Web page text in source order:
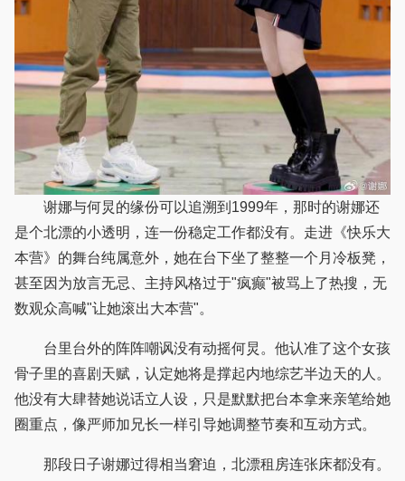
谢娜与何炅的缘份可以追溯到1999年，那时的谢娜还
是个北漂的小透明，连一份稳定工作都没有。走进《快乐大
本营》的舞台纯属意外，她在台下坐了整整一个月冷板凳，
甚至因为放言无忌、主持风格过于"疯癫"被骂上了热搜，无
数观众高喊"让她滚出大本营"。
台里台外的阵阵嘲讽没有动摇何炅。他认准了这个女孩
骨子里的喜剧天赋，认定她将是撑起内地综艺半边天的人。
他没有大肆替她说话立人设，只是默默把台本拿来亲笔给她
圈重点，像严师加兄长一样引导她调整节奏和互动方式。
那段日子谢娜过得相当窘迫，北漂租房连张床都没有。